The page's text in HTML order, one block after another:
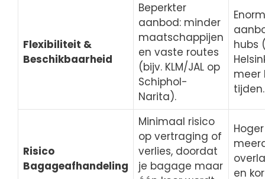
Flexibiliteit &
Beschikbaarheid
Beperkter
aanbod: minder
maatschappijen
en vaste routes
(bijv. KLM/JAL op
Schiphol-
Narita).
hubs
meer
tijden.
Risico
Bagageafhandeling
Minimaal risico
op vertraging of
verlies, doordat
je bagage maar
en